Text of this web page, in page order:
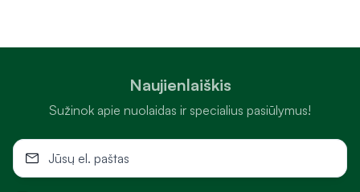
Naujienlaiškis
Sužinok apie nuolaidas ir specialius pasiūlymus!